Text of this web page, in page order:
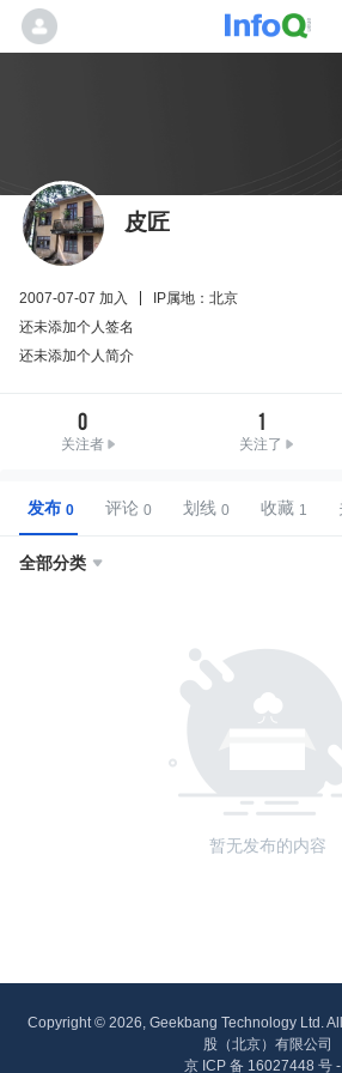
皮匠
2007-07-07 加入
IP属地：北京
还未添加个人签名
还未添加个人简介
0
关注者
1
关注了
发布 评论 划线 收藏
全部分类 
暂无发布的内容
Copyright © 2026, Geekbang Technology Ltd.
股（北京）有限公司
京 ICP 备 16027448 号